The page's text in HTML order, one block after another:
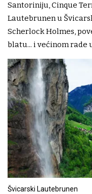
Santoriniju, Cinque
Lautebrunen u
Scherlock Holmes,
blatu... i većinom rade
Švicarski Lautebrunen